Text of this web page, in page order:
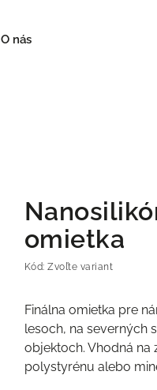
O nás
omietka
Kód: Zvoľte variant
Finálna omietka pre
lesoch, na severných
objektoch. Vhodná na
polystyrénu alebo